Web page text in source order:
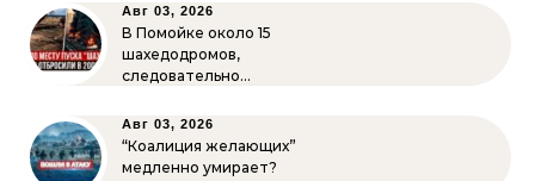
Авг 03, 2026
В Помойке около 15
шахедодромов,
следовательно…
Авг 03, 2026
“Коалиция желающих”
медленно умирает?